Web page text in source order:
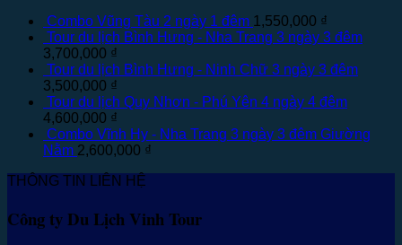
Combo Vũng Tàu 2 ngày 1 đêm 1,550,000 ₫
Tour du lịch Bình Hưng - Nha Trang 3 ngày 3 đêm
3,700,000 ₫
Tour du lịch Bình Hưng - Ninh Chữ 3 ngày 3 đêm
3,500,000 ₫
Tour du lịch Quy Nhơn - Phú Yên 4 ngày 4 đêm
4,600,000 ₫
Combo Vĩnh Hy - Nha Trang 3 ngày 3 đêm Giường
Nằm 2,600,000 ₫
THÔNG TIN LIÊN HỆ
Công ty Du Lịch Vinh Tour